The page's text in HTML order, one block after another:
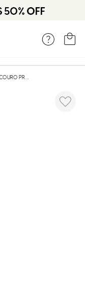
BOLSA PEQUENA COURO PRETO MONOGRAMA TRANSVERSAL